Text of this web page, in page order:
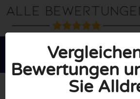
Bewertungen
Sie